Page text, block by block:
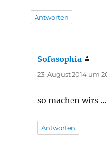
Antworten
Sofasophia
23. August 2014 um
so machen wirs …
Antworten